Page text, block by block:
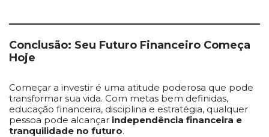
Conclusão: Seu Futuro Financeiro Começa
Hoje
Começar a investir é uma atitude poderosa que pode
transformar sua vida. Com metas bem definidas,
educação financeira, disciplina e estratégia, qualquer
pessoa pode alcançar independência financeira e
tranquilidade no futuro.